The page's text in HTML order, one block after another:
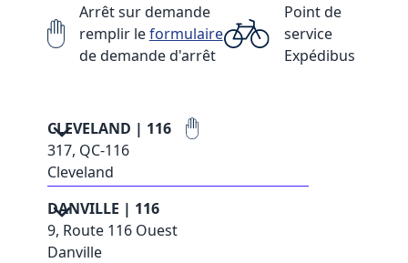
Arrêt sur demande
remplir leformulaire
de demande d'arrêt
Point de
service
Expédibus
CLEVELAND | 116
317, QC-116
Cleveland
DANVILLE | 116
9, Route 116 Ouest
Danville